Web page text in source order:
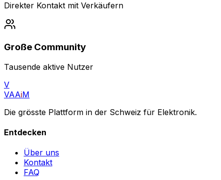
Direkter Kontakt mit Verkäufern
Große Community
Tausende aktive Nutzer
V
VAAiM
Die grösste Plattform in der Schweiz für Elektronik.
Entdecken
Über uns
Kontakt
FAQ